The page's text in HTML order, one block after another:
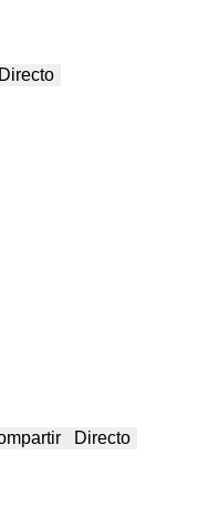
Directo
Directo